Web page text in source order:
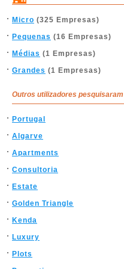
Micro (325 Empresas)
Pequenas (16 Empresas)
Médias (1 Empresas)
Grandes (1 Empresas)
Outros utilizadores pesquisaram
Portugal
Algarve
Apartments
Consultoria
Estate
Golden Triangle
Kenda
Luxury
Plots